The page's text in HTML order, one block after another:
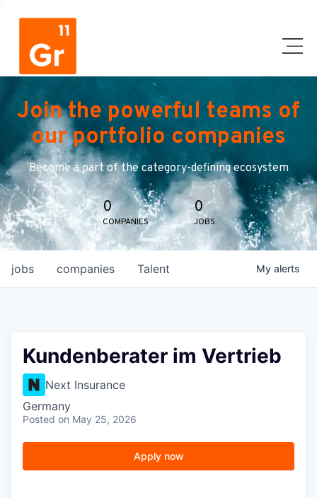
Join the powerful teams of
our portfolio companies
Become a part of the category-defining ecosystem
0
COMPANIES
0
JOBS
jobs companies Talent My alerts
Kundenberater im Vertrieb
Next Insurance
Germany
Posted on May 25, 2026
Apply now